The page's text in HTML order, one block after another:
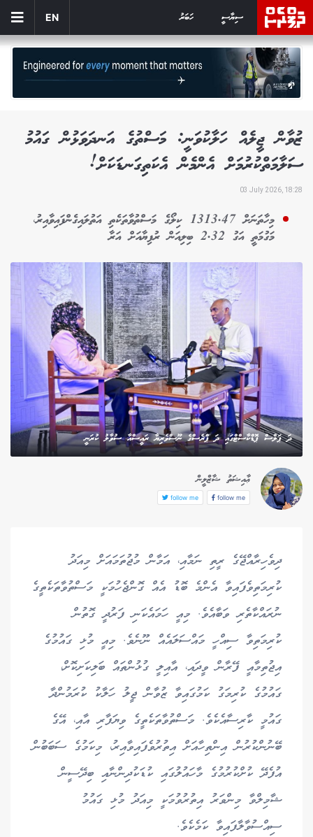
ސިޔާސީ ހަބަރު EN
ޒުވާން ޖީލެއް ހަލާކުވަނީ: މަސްތުގެ އަނދަވަޅުން ގައުމު
ސަލާމަތްކުރުމަށް އެންމެން އެކަތިގަނޑަކަށް!
03 July 2026, 18:28
މިހާތަނަށް 1313.47 ކިލޯގެ މަސްތުވާތަކެތި އަތުލައިގެންފައިވާއިރު،
މަގުމަތީ އަގު 2.32 ބިލިއަން ރުފިޔާއަށް އަރާ
ދަ ޕަލްސް ޕޮޑްކާސްޓްގައި ދަ ޕްރެސްގެ ނޫސްވެރިޔާ ރައީސްއާ ސުވާލު ކުރަނީ
ޢާއިޝަތު ޝާޒްލީން
follow me
follow me
ދިވެހިރާއްޖޭގެ ރީތި ނަމާއި، އަމާން މުޖުތަމައަށް މިއަދު
ކުރިމަތިވެފައިވާ އެންމެ ބޮޑު އެއް ގޮންޖެހުމަކީ މަސްތުވާތަކެތީގެ
ނުރައްކާތެރި ވަބާއެވެ. މިއީ ހަމައެކަނި ފަރުދީ ގޮތުން
ކުރިމަތިވާ ސިއްހީ މައްސަލައެއް ނޫނެވެ. މިއީ މުޅި ގައުމުގެ
އިޖުތިމާއީ ފޭރާން ވީދައި، އާއިލީ ގުޅުންތައް ބަލިކަށިކޮށް،
ގައުމުގެ ކުރިމަގު ކަމުގައިވާ ޒުވާން ޖީލު ހަލާކު ކުރަމުންދާ
ގައުމީ ކާރިސާއެކެވެ. މަސްތުވާތަކެތީގެ ވިޔަފާރި އާއި، އޭގެ
ބޭނުންކުރުން އިންތިހާއަށް އިތުރުވެފައިވާއިރު، މިކަމުގެ ސަބަބުން
އުފެދޭ ކުށްކުރުމުގެ މާހައުލުގައި ކުޑަކުދިންނާއި ބިދޭސީން
ޝާމިލްވާ މިންވަރު އިތުރުވުމަކީ މިއަދު މުޅި ގައުމު
ސިއްސުވާލާފައިވާ ކަމެކެވެ.